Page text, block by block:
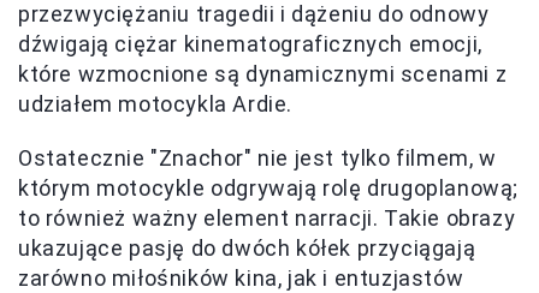
przezwyciężaniu tragedii i dążeniu do odnowy
dźwigają ciężar kinematograficznych emocji,
które wzmocnione są dynamicznymi scenami z
udziałem motocykla Ardie.
Ostatecznie "Znachor" nie jest tylko filmem, w
którym motocykle odgrywają rolę drugoplanową;
to również ważny element narracji. Takie obrazy
ukazujące pasję do dwóch kółek przyciągają
zarówno miłośników kina, jak i entuzjastów